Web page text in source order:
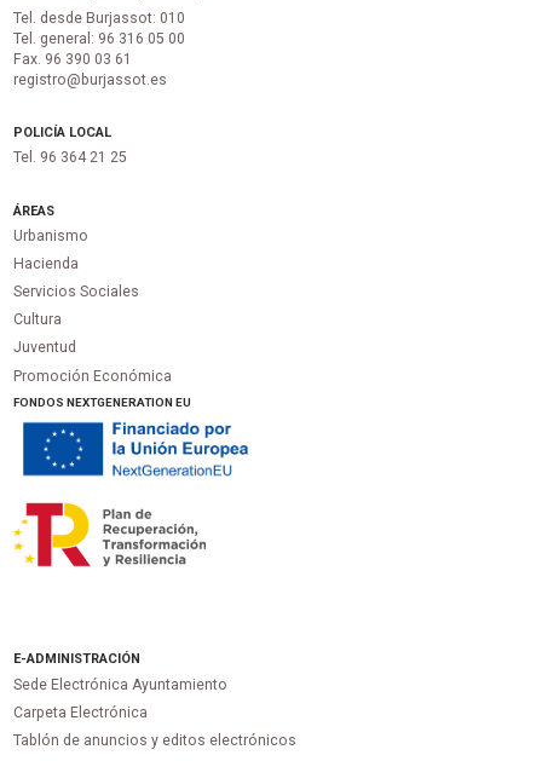
Tel. desde Burjassot: 010
Tel. general: 96 316 05 00
Fax. 96 390 03 61
registro@burjassot.es
POLICÍA LOCAL
Tel. 96 364 21 25
ÁREAS
Urbanismo
Hacienda
Servicios Sociales
Cultura
Juventud
Promoción Económica
FONDOS NEXTGENERATION EU
E-ADMINISTRACIÓN
Sede Electrónica Ayuntamiento
Carpeta Electrónica
Tablón de anuncios y editos electrónicos